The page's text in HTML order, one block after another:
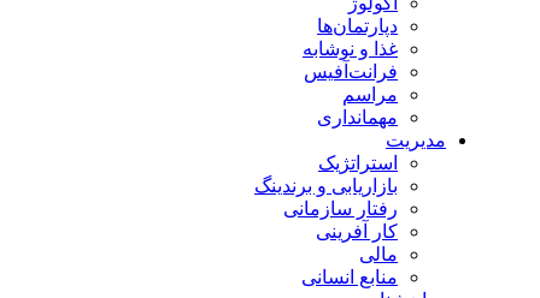
دپارتمان‌ها
غذا و نوشابه
فرانت‌آفیس
مراسم
مهمانداری
مدیریت
استراتژیک
بازاریابی و برندینگ
رفتار سازمانی
کار آفرینی
مالی
منابع انسانی